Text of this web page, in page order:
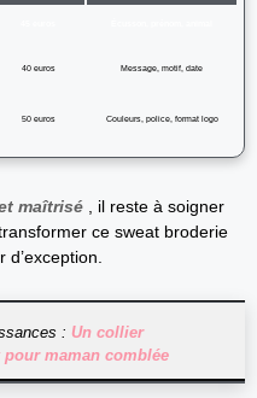
40 euros Message, motif, date
50 euros Couleurs, police, format logo
maîtrisé , il reste à soigner
ce sweat broderie
: Un collier
maman comblée